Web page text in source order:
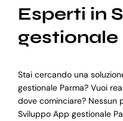
Esperti in
gestionale
Stai cercando una
gestionale Parma? Vuoi
dove cominciare? Nessun
Sviluppo App gestionale